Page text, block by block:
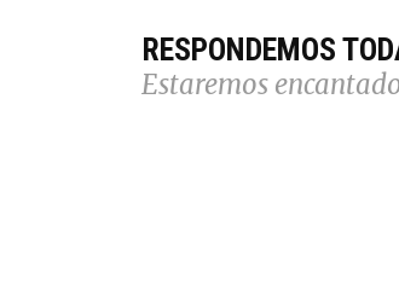
RESPONDEMOS
Estaremos